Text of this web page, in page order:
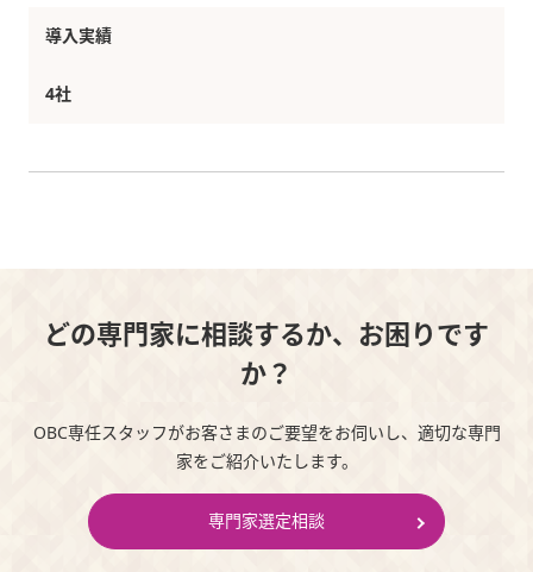
導入実績
4社
どの専門家に相談するか、お困りです
か？
OBC専任スタッフがお客さまのご要望をお伺いし、適切な専門
家をご紹介いたします。
専門家選定相談